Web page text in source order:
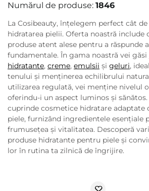
Numărul de produse: 1846
La Cosibeauty, înțelegem perfect cât
hidratarea pielii. Oferta noastră include
produse atent alese pentru a răspunde
fundamentale. În gama noastră vei găsi
hidratante, creme, emulsii și geluri,
tenului și menținerea echilibrului
utilizarea regulată, vei menține nivelul
oferindu-i un aspect luminos și sănătos.
cuprinde cosmetice hidratare
piele, furnizând ingredientele esențiale
frumusețea și vitalitatea. Descoperă
produse hidratante pentru piele și
lor în rutina ta zilnică de îngrijire.